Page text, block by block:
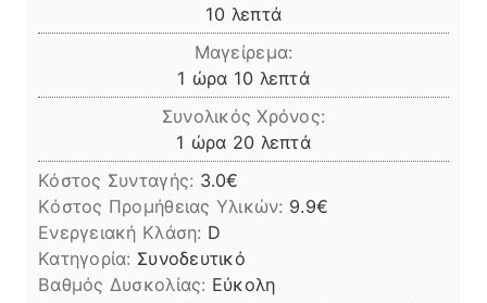
10 λεπτά
λεπτά
Μαγείρεμα:
1 ώρα
ώρα 10 λεπτά
λεπτά
Συνολικός Χρόνος:
1 ώρα
ώρα 20 λεπτά
λεπτά
Κόστος Συνταγής: 3.0€
Kόστος Προμήθειας Υλικών: 9.9
Ενεργειακή Κλάση: D
Κατηγορία: Συνοδευτικό
Βαθμός Δυσκολίας: Εύκολη